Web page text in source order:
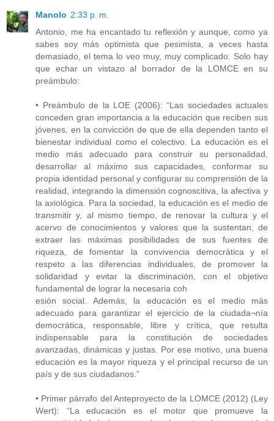
Manolo 2:33 p. m.
Antonio, me ha encantado tu reflexión y aunque, como ya
sabes soy más optimista que pesimista, a veces hasta
demasiado, el tema lo veo muy, muy complicado. Solo hay
que echar un vistazo al borrador de la LOMCE en su
preámbulo:
• Preámbulo de la LOE (2006): “Las sociedades actuales
conceden gran importancia a la educación que reciben sus
jóvenes, en la convicción de que de ella dependen tanto el
bienestar individual como el colectivo. La educación es el
medio más adecuado para construir su personalidad,
desarrollar al máximo sus capacidades, conformar su
propia identidad personal y configurar su comprensión de la
realidad, integrando la dimensión cognoscitiva, la afectiva y
la axiológica. Para la sociedad, la educación es el medio de
transmitir y, al mismo tiempo, de renovar la cultura y el
acervo de conocimientos y valores que la sustentan, de
extraer las máximas posibilidades de sus fuentes de
riqueza, de fomentar la convivencia democrática y el
respeto a las diferencias individuales, de promover la
solidaridad y evitar la discriminación, con el objetivo
fundamental de lograr la necesaria coh
esión social. Además, la educación es el medio más
adecuado para garantizar el ejercicio de la ciudada¬nía
democrática, responsable, libre y crítica, que resulta
indispensable para la constitución de sociedades
avanzadas, dinámicas y justas. Por ese motivo, una buena
educación es la mayor riqueza y el principal recurso de un
país y de sus ciudadanos.”
• Primer párrafo del Anteproyecto de la LOMCE (2012) (Ley
Wert): “La educación es el motor que promueve la